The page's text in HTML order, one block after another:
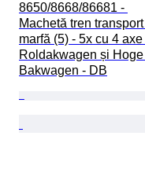
8650/8668/86681 -
Machetă tren transport
marfă (5) - 5x cu 4 axe
Roldakwagen și Hoge
Bakwagen - DB